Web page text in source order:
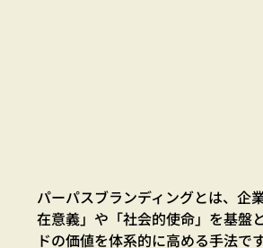
パーパスブランディングとは、企
在意義」や「社会的使命」を基盤
ドの価値を体系的に高める手法です